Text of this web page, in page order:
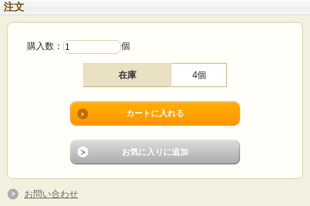
注文
購入数： 個
在庫 4個
お問い合わせ